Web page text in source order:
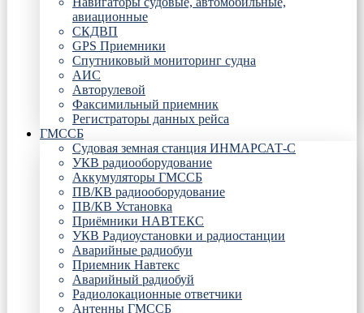
авиационные
СКДВП
GPS Приемники
Спутниковый мониторинг судна
АИС
Авторулевой
Факсимильный приемник
Регистраторы данных рейса
ГМССБ
Судовая земная станция ИНМАРСАТ-С
УКВ радиооборудование
Аккумуляторы ГМССБ
ПВ/КВ радиооборудование
ПВ/КВ Установка
Приёмники НАВТЕКС
УКВ Радиоустановки и радиостанции
Аварийные радиобуи
Приемник Навтекс
Аварийный радиобуй
Радиолокационные ответчики
Антенны ГМССБ